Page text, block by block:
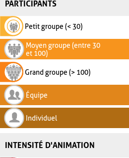
PARTICIPANTS
Petit groupe (< 30)
Moyen groupe (entre 30
et 100)
Grand groupe (> 100)
Équipe
Individuel
INTENSITÉ D'ANIMATION